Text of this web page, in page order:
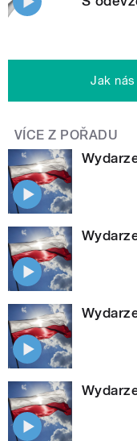
Jak
VÍCE Z POŘADU